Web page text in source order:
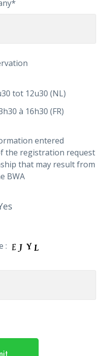
tot 12u30 (NL)
à 16h30 (FR)
entered
the registration request
that may result from
BWA
: